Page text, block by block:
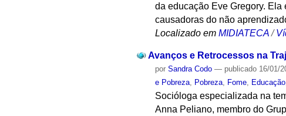
da educação Eve Gregory.
causadoras do não
Localizado em MIDIATECA /
Avanços e Retrocessos na
porSandra Codo — publicado 16/01/
e Pobreza, Pobreza, Fome, Educação
Socióloga especializada na
Anna Peliano, membro do